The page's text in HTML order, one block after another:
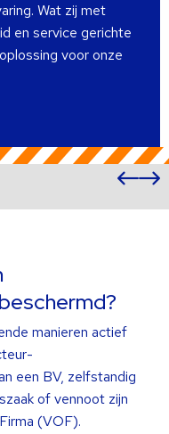
Wat zij met
en service gerichte
voor onze
manieren actief
een BV, zelfstandig
of vennoot zijn
(VOF).